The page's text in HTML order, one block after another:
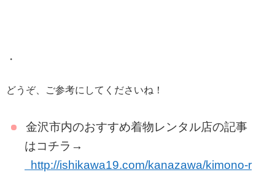
・
どうぞ、ご参考にしてくださいね！
金沢市内のおすすめ着物レンタル店の記事
はコチラ→
http://ishikawa19.com/kanazawa/kimono-r